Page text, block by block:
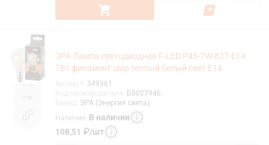
ЭРА Лампа светодиодная F-LED P45-7W-827-E14
7Вт филамент шар теплый белый свет Е14
349361
Б0027946
ЭРА (Энергия света)
Наличие: В наличии
108,51 ₽/шт